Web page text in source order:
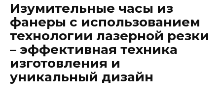
Изумительные часы из
фанеры с использованием
технологии лазерной резки
– эффективная техника
изготовления и
уникальный дизайн